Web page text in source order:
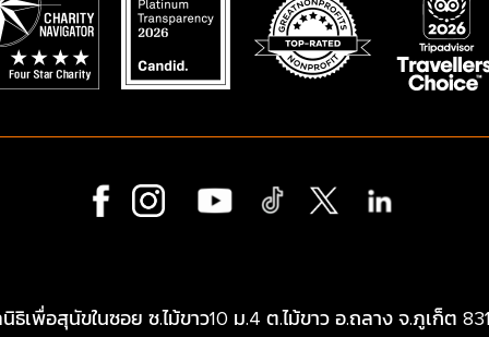
ธิเพื่อสุนัขในซอย ซ.ไม้ขาว10 ม.4 ต.ไม้ขาว อ.ถลาง จ.ภูเก็ต